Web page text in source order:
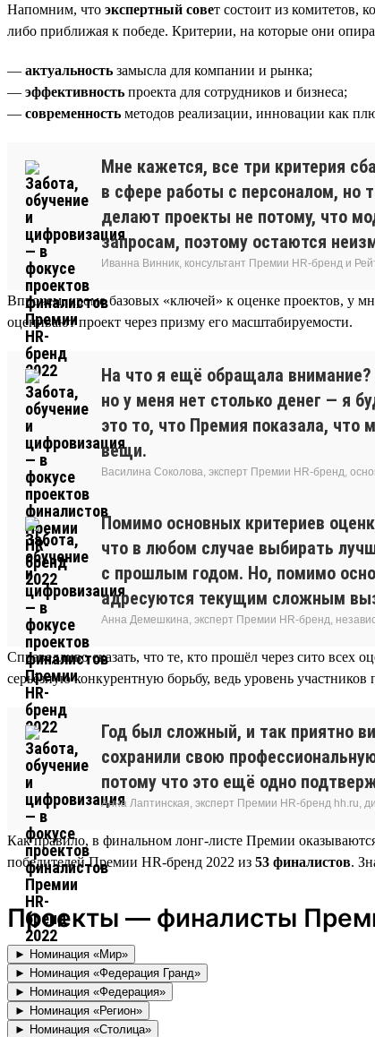
Напомним, что экспертный совет состоит из комитетов,
либо приближая к победе. Критерии, на которые они
— актуальность замысла для компании и рынка;
— эффективность проекта для сотрудников и бизнеса;
— современность методов реализации, инновации как
Мне кажется, все три критерия
в сфере работы с персоналом, но
делают проекты не потому, что
запросам, поэтому остаются
Иванна Винник, консультант Премии HR-бренд и
Впрочем, кроме базовых «ключей» к оценке проектов, у
оценивают проект через призму его масштабируемости.
На что я ещё обращала
но у меня нет столько денег — я
это то, что Премия показала,
вещи.
Василина Соколова, эксперт Премии HR-бренд,
Помимо основных критериев
что в любом случае выбирать
с прошлым годом. Но, помимо
адресуются текущим сложным
Анна Демешкина, эксперт Премии HR-бренд,
Справедливо сказать, что те, кто прошёл через сито
серьёзную конкурентную борьбу, ведь уровень
Год был сложный, и так приятно
сохранили свою
потому что это ещё одно
Анна Лаптинская, эксперт Премии HR-бренд hh.ru,
Как правило, в финальном лонг-листе Премии
победителей Премии HR-бренд 2022 из 53 финалистов.
Проекты — финалисты
► Номинация «Мир»
► Номинация «Федерация Гранд»
► Номинация «Федерация»
► Номинация «Регион»
► Номинация «Столица»